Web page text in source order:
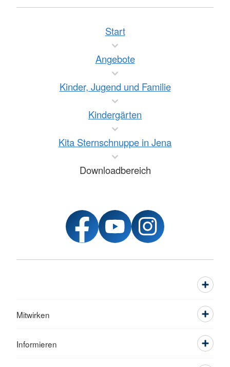
Start
Angebote
Kinder, Jugend und Familie
Kindergärten
Kita Sternschnuppe in Jena
Downloadbereich
Mitwirken
Informieren